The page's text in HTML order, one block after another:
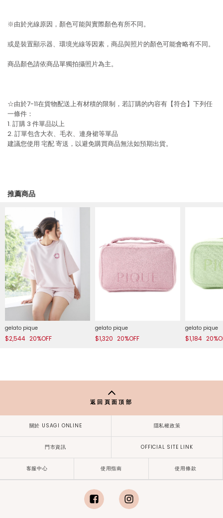
※由於光線原因，顏色可能與實際顏色有所不同。
或是裝置顯示器、環境光線等因素，商品與照片的顏色可能會略有不同。
商品顏色請依商品單獨拍攝照片為主。
☆由於7-11在貨物配送上有材積的限制，若訂購的內容有【符合】下列任
一條件：
1. 訂購 3 件單品以上
2. 訂單包含大衣、毛衣、連身裙等單品
建議您使用 宅配寄送，以避免購買商品無法如預期出貨。
推薦商品
gelato pique
$2,544 20%OFF
gelato pique
$1,320 20%OFF
gelato pique
$1,184
返回頁面頂部
關於 USAGI ONLINE 隱私權政策
門市資訊 OFFICIAL SITE LINK
客服中心 使用指南 使用條款